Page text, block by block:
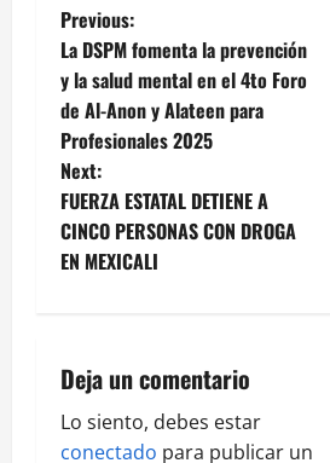
P
o
s
t
n
a
i
g
Previous:
La DSPM fomenta la prevención
y la salud mental en el 4to Foro
de Al-Anon y Alateen para
Profesionales 2025
Next:
FUERZA ESTATAL DETIENE A
CINCO PERSONAS CON DROGA
EN MEXICALI
Deja un comentario
Lo siento, debes estar
conectado para publicar un